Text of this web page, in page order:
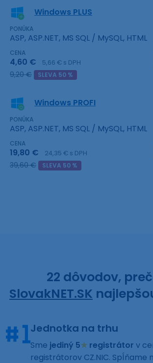
Windows PLUS
PONÚKA
ASP, ASP.NET, MS SQL / MySQL, HTML
CENA
4,60 € 5,66 € s DPH
9,20 € SLEVA 50 %
Windows PROFI
PONÚKA
ASP, ASP.NET, MS SQL / MySQL, HTML
CENA
19,80 € 24,35 € s DPH
39,60 € SLEVA 50 %
22 dôvodov,
SlovakNET.SK
Jednotka na trhu
Sme jediný 5★ registrátor v
registrátorov CZ.NIC. Spĺňame